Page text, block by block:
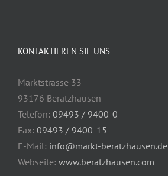
KONTAKTIEREN SIE UNS
Marktstrasse 33
93176 Beratzhausen
Telefon: 09493 / 9400-0
Fax: 09493 / 9400-15
E-Mail: info@markt-beratzhausen.de
Webseite: www.beratzhausen.com